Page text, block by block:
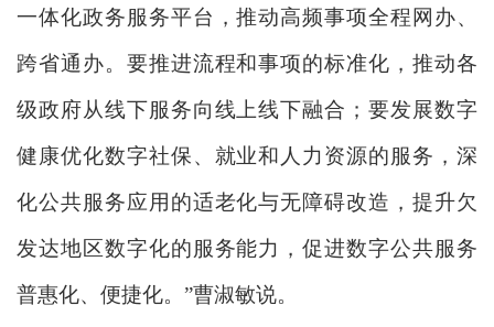
一体化政务服务平台，推动高频事项全程网办、
跨省通办。要推进流程和事项的标准化，推动各
级政府从线下服务向线上线下融合；要发展数字
健康优化数字社保、就业和人力资源的服务，深
化公共服务应用的适老化与无障碍改造，提升欠
发达地区数字化的服务能力，促进数字公共服务
普惠化、便捷化。”曹淑敏说。